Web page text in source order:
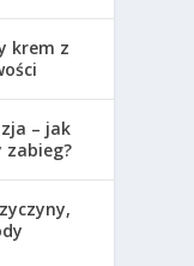
krem z
– jak
zabieg?